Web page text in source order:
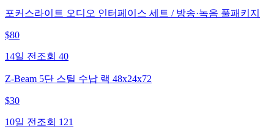
포커스라이트 오디오 인터페이스 세트 / 방송·녹음 풀패키지
$80
14일 전 조회 40
Z-Beam 5단 스틸 수납 랙 48x24x72
$30
10일 전 조회 121